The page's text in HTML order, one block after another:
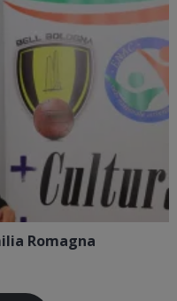
Romagna